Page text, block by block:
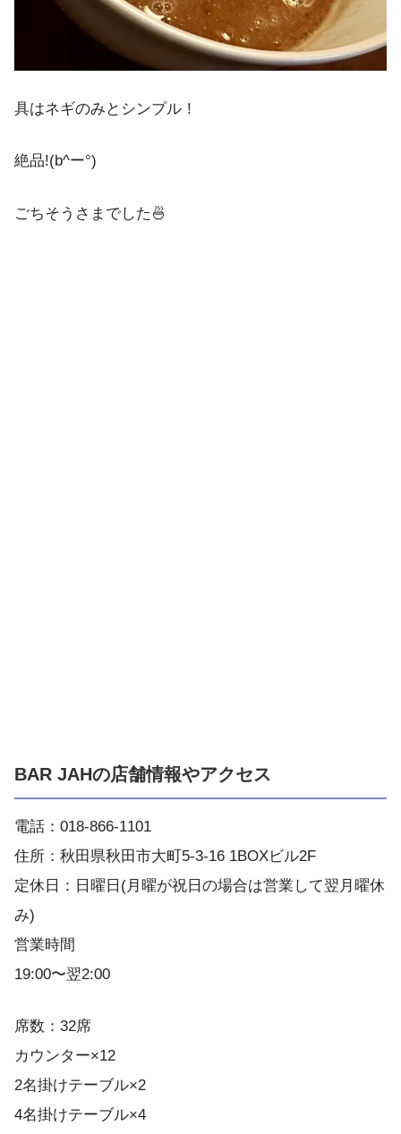
具はネギのみとシンプル！
絶品!(b^ー°)
ごちそうさまでした🍜
BAR JAHの店舗情報やアクセス
電話：018-866-1101
住所：秋田県秋田市大町5-3-16 1BOXビル2F
定休日：日曜日(月曜が祝日の場合は営業して翌月曜休
み)
営業時間
19:00〜翌2:00
席数：32席
カウンター×12
2名掛けテーブル×2
4名掛けテーブル×4